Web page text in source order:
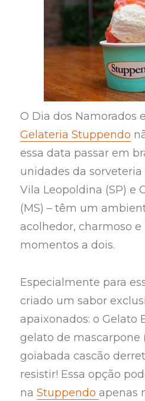
O Dia dos Namorados
Gelateria Stuppendo
essa data passar em
unidades da
Vila Leopoldina (SP) e
(MS) – têm um
acolhedor, charmoso e
momentos a dois.
Especialmente para
criado um sabor
apaixonados: o Gelato
gelato de mascarpone
goiabada cascão
resistir! Essa opção
naStuppendoapenas